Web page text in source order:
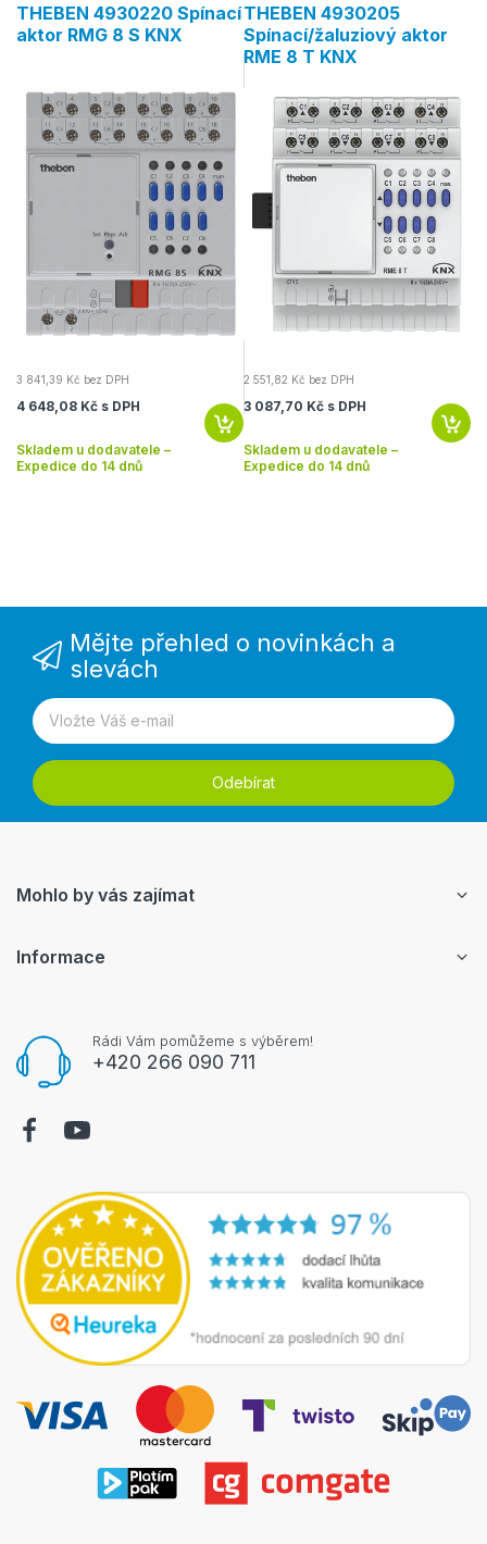
THEBEN 4930220 Spínací
aktor RMG 8 S KNX
3 841,39 Kč bez DPH
4 648,08 Kč s DPH
Skladem u dodavatele –
Expedice do 14 dnů
THEBEN 4930205
Spínací/žaluziový aktor
RME 8 T KNX
2 551,82 Kč bez DPH
3 087,70 Kč s DPH
Skladem u dodavatele –
Expedice do 14 dnů
Mějte přehled o novinkách a
slevách
Odebírat
Rádi Vám pomůžeme s výběrem!
+420 266 090 711
Mohlo by vás zajímat
Informace